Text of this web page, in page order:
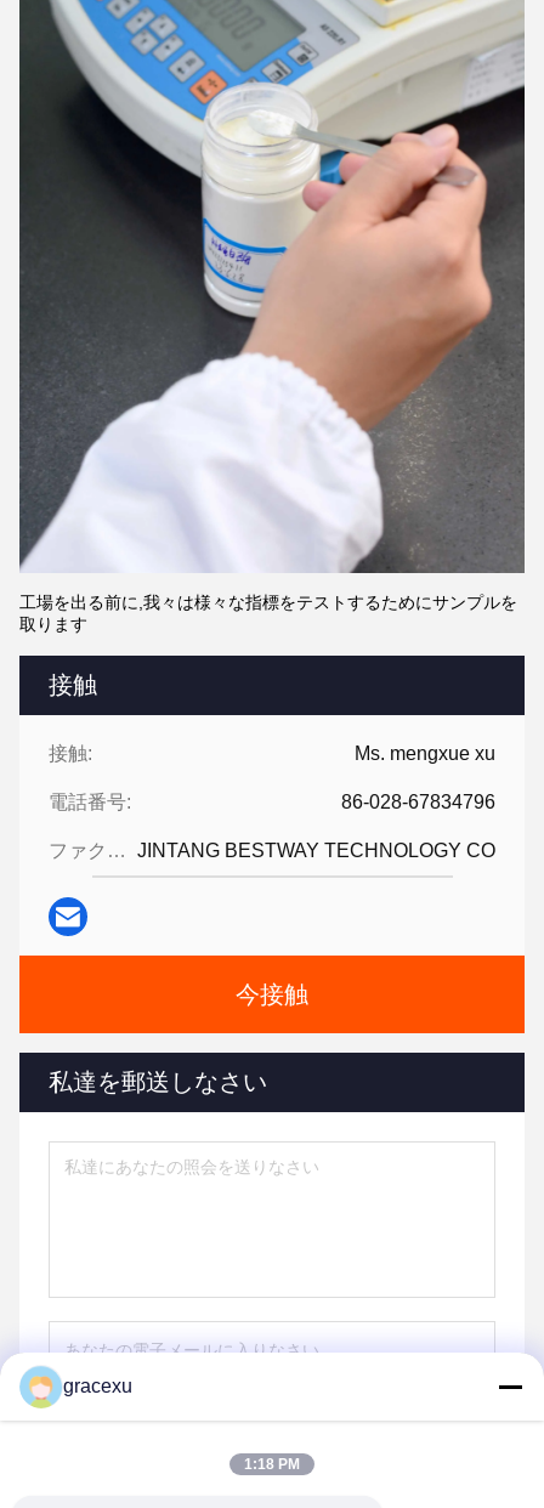
接触
接触: Ms. mengxue xu
電話番号: 86-028-67834796
ファクシミリ: JINTANG BESTWAY TECHNOLOGY CO
今接触
私達を郵送しなさい
送りなさい
工場を出る前に,我々は様々な指標をテストするためにサンプルを
取ります
gracexu
1:18 PM